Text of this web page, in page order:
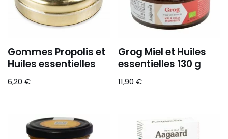
Gommes Propolis et
Huiles essentielles
6,20 €
Grog Miel et Huiles
essentielles 130 g
11,90€